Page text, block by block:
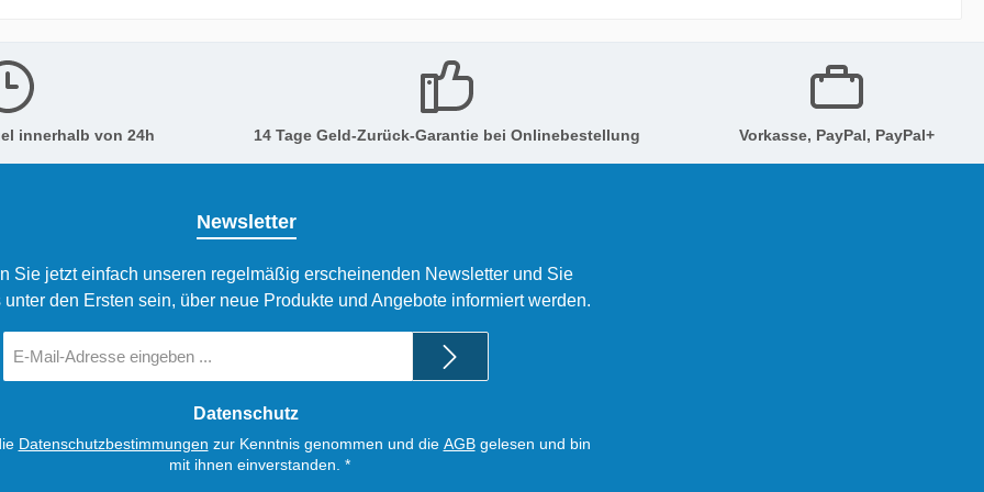
Vertical Jig funktioniert auch in
Kombination mit dem Wallerholz
ausgezeichnet. Black & White -
rückt, haben wir uns dazu
Kunstköder in verschiedenen
Varianten auf den Markt zu bringen.
Neben unserer grünen Standard-
Firmenfarbe, die bewährt und sehr
unauffällige schwarze und
kontrastreiche weiße Versionen in
unserem Sortiment. Waller sehen
innerhalb von 24h 14 Tage Geld-Zurück-Garantie bei Onlinebestellung Vorkasse, PayPal, PayPal+
Newsletter
Sie jetzt einfach unseren regelmäßig erscheinenden Newsletter und Sie
unter den Ersten sein, über neue Produkte und Angebote informiert werden.
Mail-
Datenschutz
Datenschutzbestimmungen zur Kenntnis genommen und die AGBgelesen und bin
mit ihnen einverstanden. *